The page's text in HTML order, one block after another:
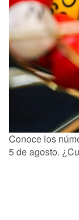
Conoce los
5 de agosto.